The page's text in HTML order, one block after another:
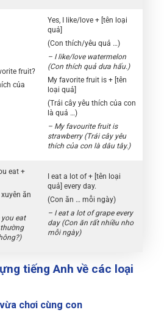
fruit?
của
Yes, I like/love + [tên loại
quả]
(Con thích/yêu quả …)
– I like/love watermelon
(Con thích quả dưa hấu.)
My favorite fruit is + [tên
loại quả]
(Trái cây yêu thích của con
là quả …)
– My favourite fruit is
strawberry (Trái cây yêu
thích của con là dâu tây.)
eat +
ăn
eat
I eat a lot of + [tên loại
quả] every day.
(Con ăn … mỗi ngày)
– I eat a lot of grape every
day (Con ăn rất nhiều nho
mỗi ngày)
tiếng Anh về các loại
chơi cùng con